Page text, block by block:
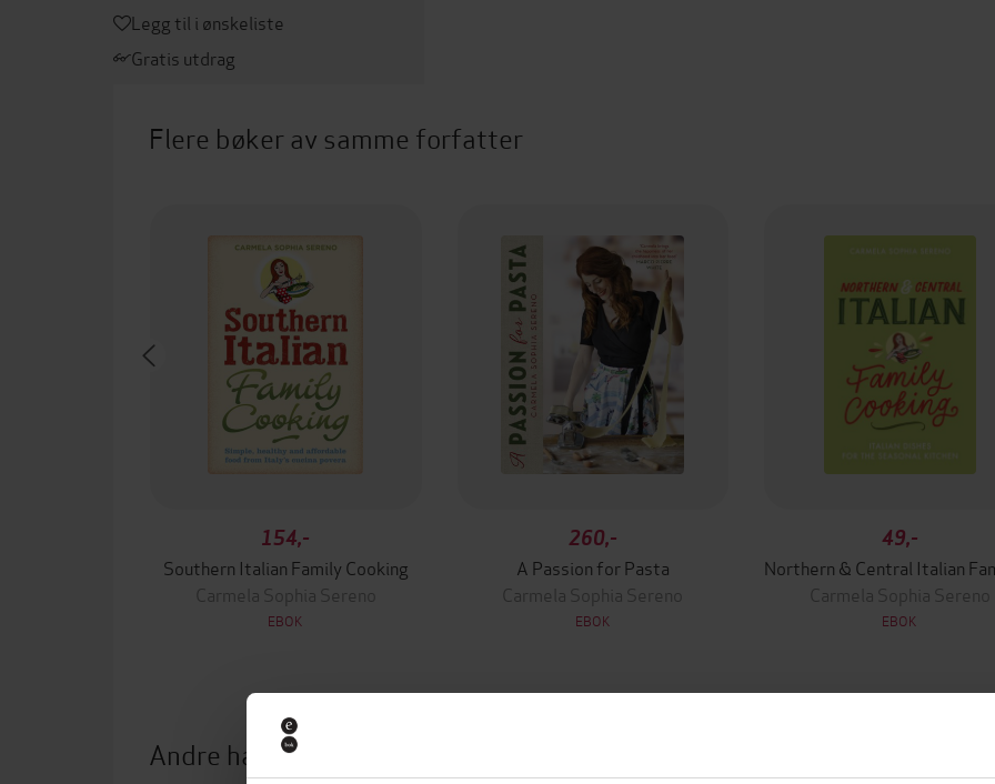
Legg til i ønskeliste
Gratis utdrag
Flere bøker av samme forfatter
154,-
Southern Italian Family Cooking
Carmela Sophia Sereno
EBOK
260,-
A Passion for Pasta
Carmela Sophia Sereno
EBOK
49,-
Carmela Sophia Sereno
EBOK
Andre har også kjøpt